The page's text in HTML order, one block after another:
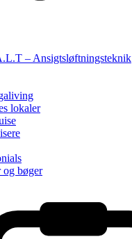
– Ansigtsløftningsteknik
lokaler
bøger